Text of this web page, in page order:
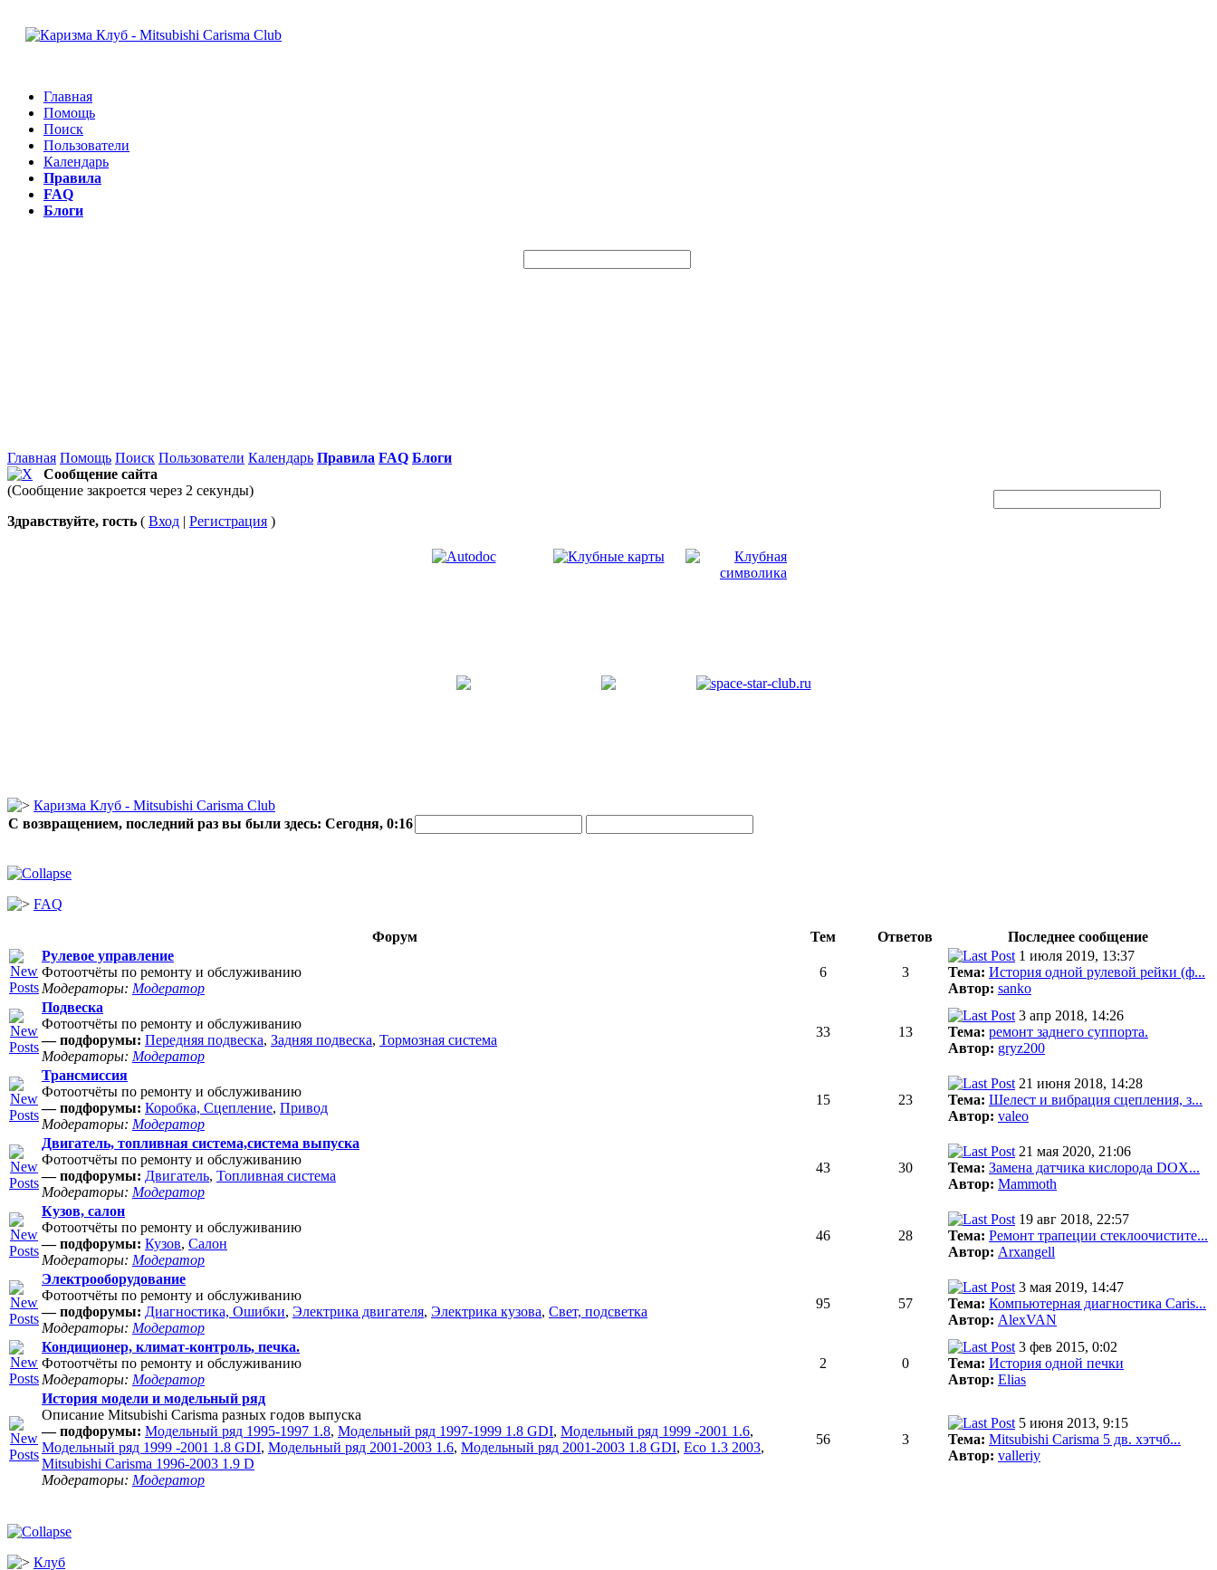
Главная
Помощь
Поиск
Пользователи
Календарь
Правила
FAQ
Блоги
Главная Помощь Поиск Пользователи Календарь Правила FAQ Блоги
Сообщение сайта
(Сообщение закроется через 2 секунды)
Здравствуйте, гость ( Вход | Регистрация )
Каризма Клуб - Mitsubishi Carisma Club
С возвращением, последний раз вы были здесь: Сегодня, 0:16
FAQ
Форум Тем Ответов
Последнее сообщение
Рулевое управление
Фотоотчёты по ремонту и обслуживанию
Модераторы: Модератор
6 3
1 июля 2019, 13:37
Тема: История одной рулевой рейки (ф...
Автор: sanko
Подвеска
Фотоотчёты по ремонту и обслуживанию
— подфорумы: Передняя подвеска, Задняя подвеска, Тормозная система
Модераторы: Модератор
33 13
3 апр 2018, 14:26
Тема: ремонт заднего суппорта.
Автор: gryz200
Трансмиссия
Фотоотчёты по ремонту и обслуживанию
— подфорумы: Коробка, Сцепление, Привод
Модераторы: Модератор
15 23
21 июня 2018, 14:28
Тема: Шелест и вибрация сцепления, з...
Автор: valeo
Двигатель, топливная система,система выпуска
Фотоотчёты по ремонту и обслуживанию
— подфорумы: Двигатель, Топливная система
Модераторы: Модератор
43 30
21 мая 2020, 21:06
Тема: Замена датчика кислорода DOX...
Автор: Mammoth
Кузов, салон
Фотоотчёты по ремонту и обслуживанию
— подфорумы: Кузов, Салон
Модераторы: Модератор
46 28
19 авг 2018, 22:57
Тема: Ремонт трапеции стеклоочистите...
Автор: Arxangell
Электрооборудование
Фотоотчёты по ремонту и обслуживанию
— подфорумы: Диагностика, Ошибки, Электрика двигателя, Электрика кузова, Свет, подсветка
Модераторы: Модератор
95 57
3 мая 2019, 14:47
Тема: Компьютерная диагностика Caris...
Автор: AlexVAN
Кондиционер, климат-контроль, печка.
Фотоотчёты по ремонту и обслуживанию
Модераторы: Модератор
2 0
3 фев 2015, 0:02
Тема: История одной печки
Автор: Elias
История модели и модельный ряд
Описание Mitsubishi Carisma разных годов выпуска
— подфорумы: Модельный ряд 1995-1997 1.8, Модельный ряд 1997-1999 1.8 GDI, Модельный ряд 1999 -2001 1.6,
Модельный ряд 1999 -2001 1.8 GDI, Модельный ряд 2001-2003 1.6, Модельный ряд 2001-2003 1.8 GDI, Eco 1.3 2003,
Mitsubishi Carisma 1996-2003 1.9 D
Модераторы: Модератор
56 3
5 июня 2013, 9:15
Тема: Mitsubishi Carisma 5 дв. хэтчб...
Автор: valleriy
Клуб